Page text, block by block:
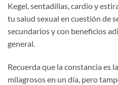
Kegel, sentadillas, cardio y
tu salud sexual en cuestión de
secundarios y con beneficios
general.
Recuerda que la constancia es
milagrosos en un día, pero